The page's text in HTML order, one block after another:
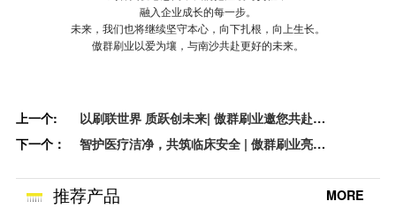
融入企业成长的每一步。
未来，我们也将继续坚守本心，向下扎根，向上生长。
傲群刷业以爱为壤，与南沙共赴更好的未来。
上一个:
以刷联世界 质跃创未来| 傲群刷业邀您共赴第
139届广交会
下一个：
智护医疗洁净，共筑临床安全 | 傲群刷业亮相
推荐产品 MORE